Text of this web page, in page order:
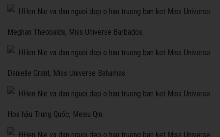
Meghan Theobalds, Miss Universe Barbados.
Danielle Grant, Miss Universe Bahamas.
Hoa hậu Trung Quốc, Meisu Qin.